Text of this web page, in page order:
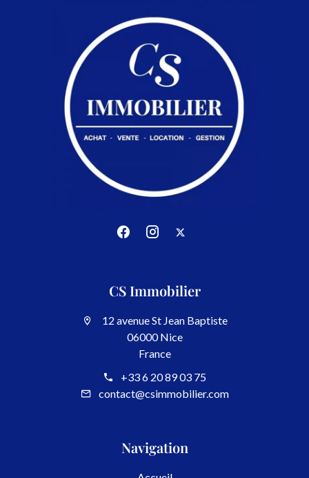
CS Immobilier
12 avenue St Jean Baptiste
06000 Nice
France
+33 6 20 89 03 75
contact@csimmobilier.com
Navigation